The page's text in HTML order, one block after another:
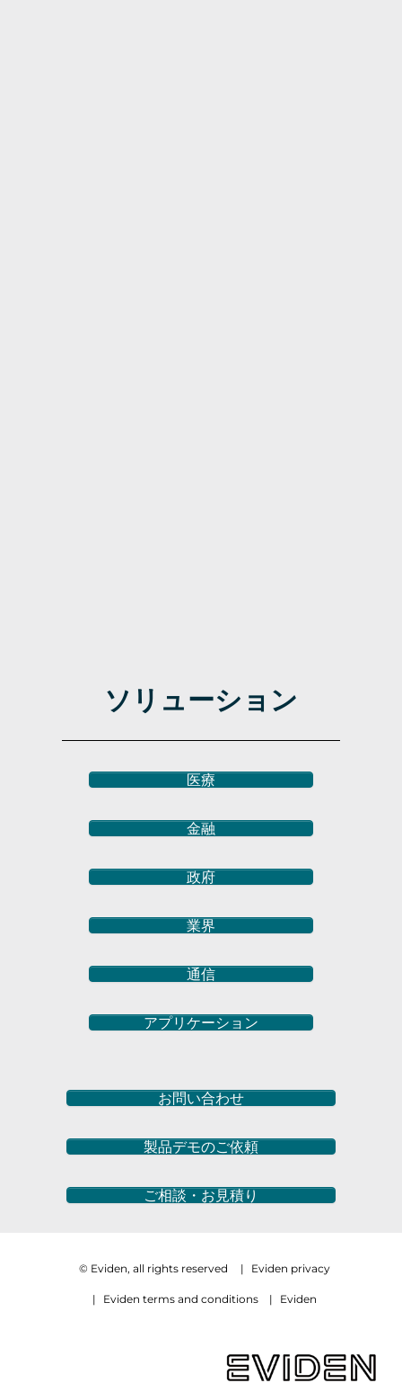
ソリューション
医療
金融
政府
業界
通信
アプリケーション
お問い合わせ
製品デモのご依頼
ご相談・お見積り
© Eviden, all rights reserved | Eviden privacy
| Eviden terms and conditions | Eviden